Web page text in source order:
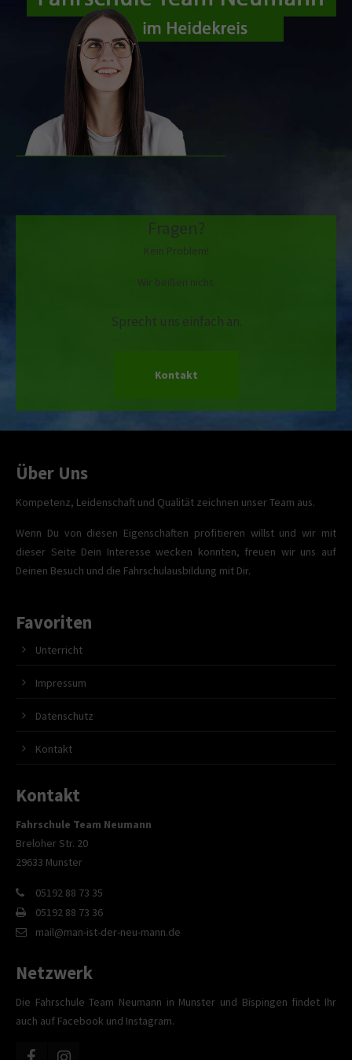
Fragen?
Kein Problem!
Wir beißen nicht.
Sprecht uns einfach an.
Kontakt
Über Uns
Kompetenz, Leidenschaft und Qualität zeichnen unser Team aus.
Wenn Du von diesen Eigenschaften profitieren willst und wir mit
dieser Seite Dein Interesse wecken konnten, freuen wir uns auf
Deinen Besuch und die Fahrschulausbildung mit Dir.
Favoriten
Unterricht
Impressum
Datenschutz
Kontakt
Kontakt
Fahrschule Team Neumann
Breloher Str. 20
29633 Munster
05192 88 73 35
05192 88 73 36
mail@man-ist-der-neu-mann.de
Netzwerk
Die Fahrschule Team Neumann in Munster und Bispingen findet Ihr
auch auf Facebook und Instagram.